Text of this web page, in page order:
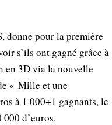
donne pour la première
s’ils ont gagné grâce à
en 3D via la nouvelle
« Mille et une
à 1 000+1 gagnants, le
d’euros.